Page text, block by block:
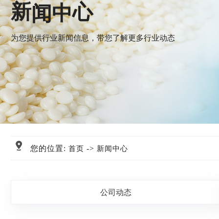
新闻中
为您提供行业新闻信息，带您了解更多行业动态
您的位置: 首页 -> 新闻中心
公司动态